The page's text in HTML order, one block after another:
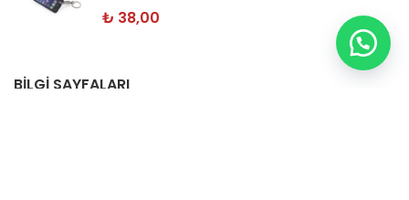
₺ 38,00
BİLGİ SAYFALARI